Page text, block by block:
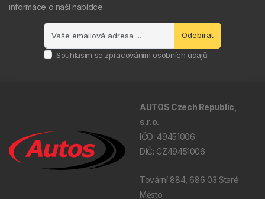
informace o naší nabídce.
Odebírat
Souhlasím se zpracováním osobních údajů.
AUTOS Czech Republic,
s.r.o.
IČO: 49451006
DIČ: CZ49451006
Tovární 884, 686 03 Staré
Město